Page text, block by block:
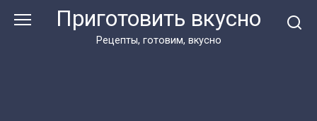
Приготовить вкусно
Рецепты, готовим, вкусно